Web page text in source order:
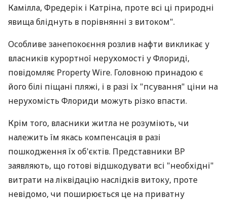
Камілла, Фредерік і Катріна, проте всі ці природні
явища бліднуть в порівнянні з витоком".
Особливе занепокоєння розлив нафти викликає у
власників курортної нерухомості у Флориді,
повідомляє Property Wire. Головною принадою є
його білі піщані пляжі, і в разі їх "псування" ціни на
нерухомість Флориди можуть різко впасти.
Крім того, власники житла не розуміють, чи
належить їм якась компенсація в разі
пошкодження їх об'єктів. Представники BP
заявляють, що готові відшкодувати всі "необхідні"
витрати на ліквідацію наслідків витоку, проте
невідомо, чи поширюється це на приватну